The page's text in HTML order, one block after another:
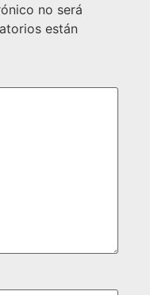
no será
están